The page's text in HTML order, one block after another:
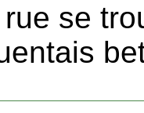
se